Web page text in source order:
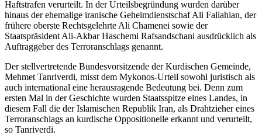
Haftstrafen verurteilt. In der Urteilsbegründung wurden darüber
hinaus der ehemalige iranische Geheimdienstschaf Ali Fallahian, der
frühere oberste Rechtsgelehrte Ali Chamenei sowie der
Staatspräsident Ali-Akbar Haschemi Rafsandschani ausdrücklich als
Auftraggeber des Terroranschlags genannt.
Der stellvertretende Bundesvorsitzende der Kurdischen Gemeinde,
Mehmet Tanriverdi, misst dem Mykonos-Urteil sowohl juristisch als
auch international eine herausragende Bedeutung bei. Denn zum
ersten Mal in der Geschichte wurden Staatsspitze eines Landes, in
diesem Fall die der Islamischen Republik Iran, als Drahtzieher eines
Terroranschlags an kurdische Oppositionelle erkannt und verurteilt,
so Tanriverdi.